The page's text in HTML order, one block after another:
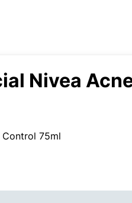
Nivea
Control 75ml